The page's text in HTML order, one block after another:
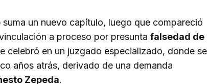
suma un nuevo capítulo, luego que compareció
a proceso por presunta falsedad de
celebró en un juzgado especializado, donde se
años atrás, derivado de una demanda
Zepeda.